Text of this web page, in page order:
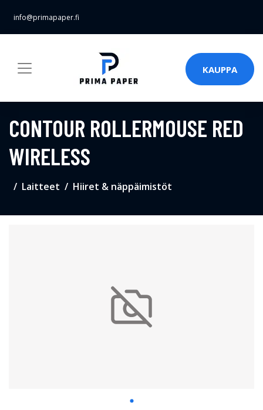
info@primapaper.fi
KAUPPA
CONTOUR ROLLERMOUSE RED
WIRELESS
Laitteet Hiiret & näppäimistöt